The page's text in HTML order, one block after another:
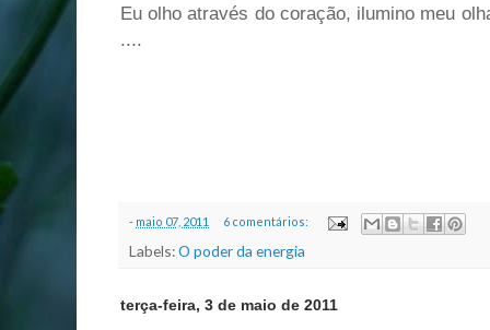
Eu olho através do coração, ilumino meu
....
- maio 07, 2011 6 comentários:
Labels:O poder da energia
terça-feira, 3 de maio de 2011